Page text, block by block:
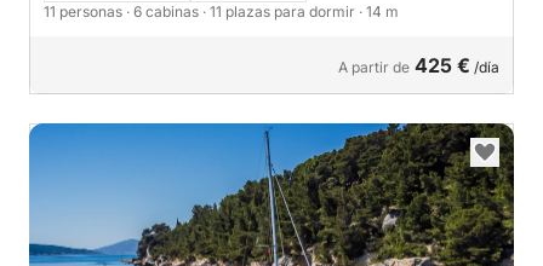
11 personas · 6 cabinas · 11 plazas para dormir · 14 m
A partir de 425 € /día